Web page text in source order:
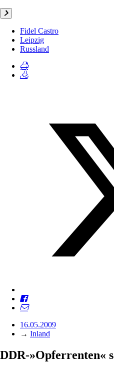
Fidel Castro
Leipzig
Russland
16.05.2009
→ Inland
DDR-»Opferrenten«